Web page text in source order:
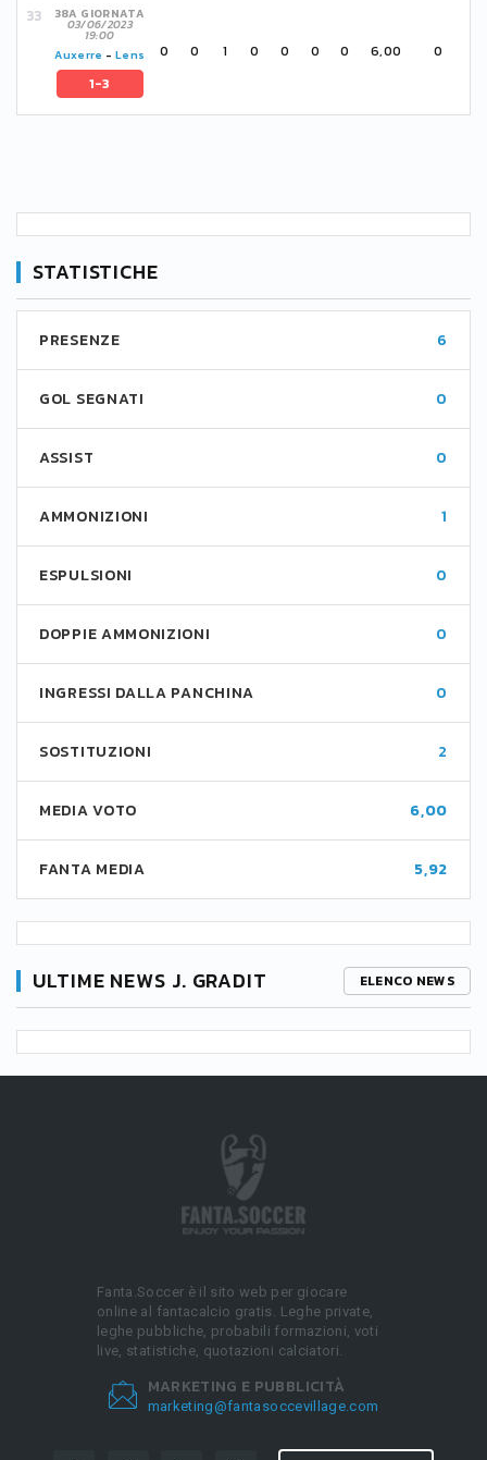
38A GIORNATA
03/06/2023
19:00
Auxerre - Lens
1-3
0 0 1 0 0 0 0 6,00 0
STATISTICHE
PRESENZE 6
GOL SEGNATI 0
ASSIST 0
AMMONIZIONI 1
ESPULSIONI 0
DOPPIE AMMONIZIONI 0
INGRESSI DALLA PANCHINA 0
SOSTITUZIONI 2
MEDIA VOTO 6,00
FANTA MEDIA 5,92
ULTIME NEWS J. GRADIT ELENCO NEWS
Fanta.Soccer è il sito web per giocare
online al fantacalcio gratis. Leghe private,
leghe pubbliche, probabili formazioni, voti
live, statistiche, quotazioni calciatori.
MARKETING E PUBBLICITÀ
marketing@fantasoccevillage.com